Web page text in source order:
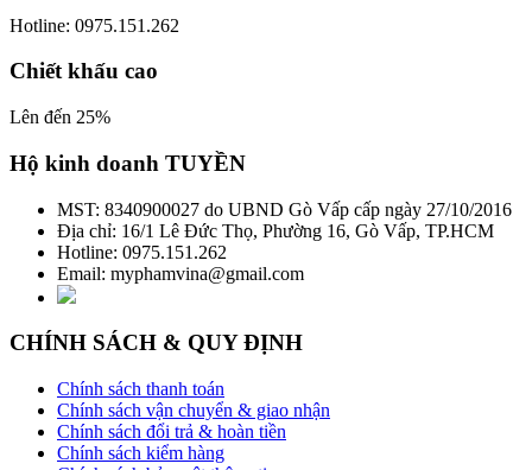
Hotline: 0975.151.262
Chiết khấu cao
Lên đến 25%
Hộ kinh doanh TUYỀN
MST: 8340900027 do UBND Gò Vấp cấp ngày 27/10/2016
Địa chỉ: 16/1 Lê Đức Thọ, Phường 16, Gò Vấp, TP.HCM
Hotline: 0975.151.262
Email: myphamvina@gmail.com
CHÍNH SÁCH & QUY ĐỊNH
Chính sách thanh toán
Chính sách vận chuyển & giao nhận
Chính sách đổi trả & hoàn tiền
Chính sách kiểm hàng